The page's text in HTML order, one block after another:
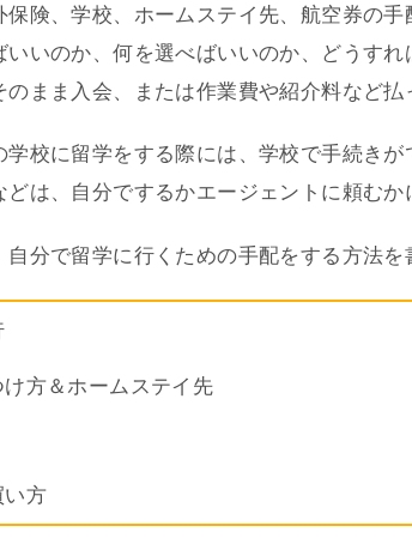
保険、学校、ホームステイ先、航空券の手
いいのか、何を選べばいいのか、どうす
のまま入会、または作業費や紹介料など払
学校に留学をする際には、学校で手続き
は、自分でするかエージェントに頼むか
自分で留学に行くための手配をする方法を
方＆ホームステイ先
い方